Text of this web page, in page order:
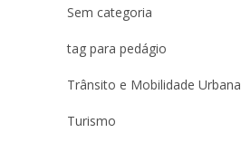
Sem categoria
tag para pedágio
Trânsito e Mobilidade Urbana
Turismo